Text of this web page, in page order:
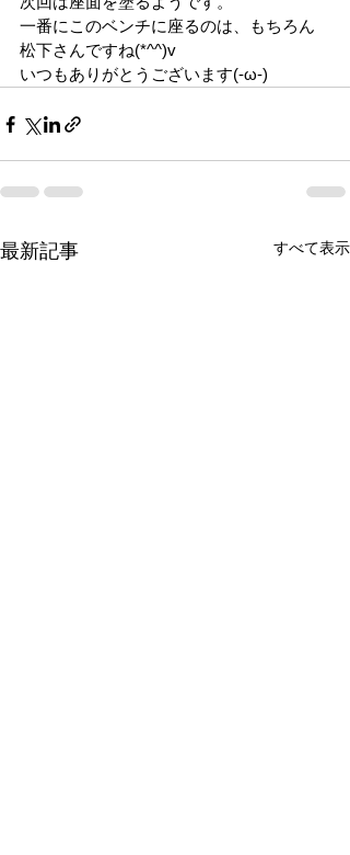
一番にこのベンチに座るのは、もちろん
松下さんですね(*^^)v
いつもありがとうございます(-ω-)
最新記事 すべて表示